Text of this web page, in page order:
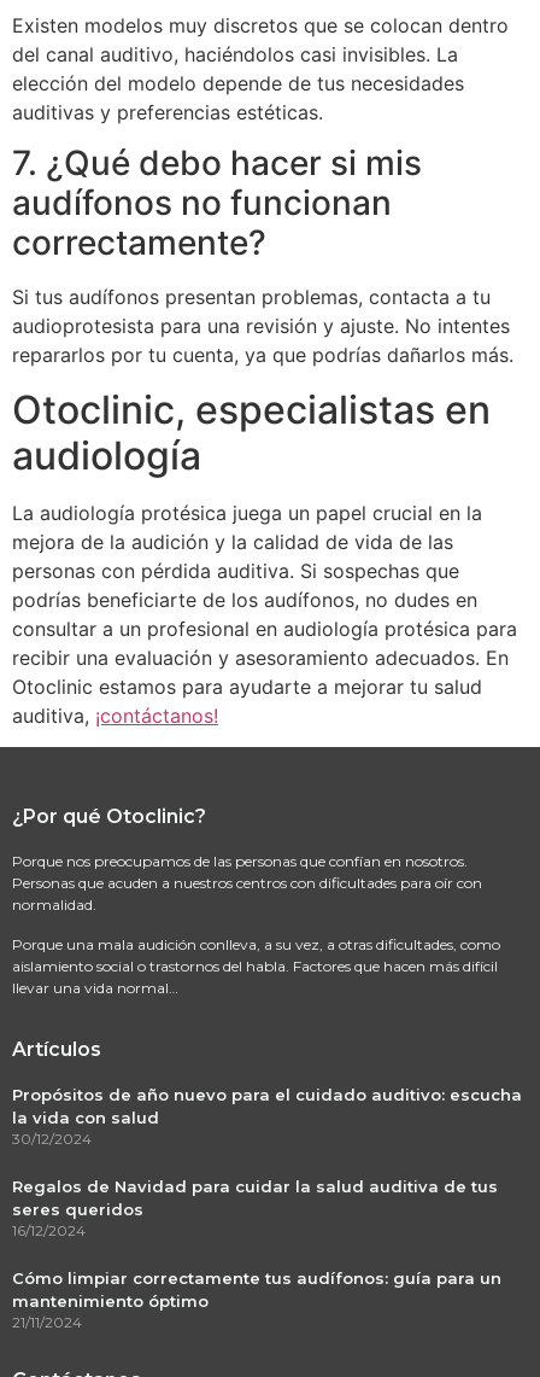
Existen modelos muy discretos que se colocan dentro
del canal auditivo, haciéndolos casi invisibles. La
elección del modelo depende de tus necesidades
auditivas y preferencias estéticas.
7. ¿Qué debo hacer si mis
audífonos no funcionan
correctamente?
Si tus audífonos presentan problemas, contacta a tu
audioprotesista para una revisión y ajuste. No intentes
repararlos por tu cuenta, ya que podrías dañarlos más.
Otoclinic, especialistas en
audiología
La audiología protésica juega un papel crucial en la
mejora de la audición y la calidad de vida de las
personas con pérdida auditiva. Si sospechas que
podrías beneficiarte de los audífonos, no dudes en
consultar a un profesional en audiología protésica para
recibir una evaluación y asesoramiento adecuados. En
Otoclinic estamos para ayudarte a mejorar tu salud
auditiva, ¡contáctanos!
¿Por qué Otoclinic?
Porque nos preocupamos de las personas que confían en nosotros.
Personas que acuden a nuestros centros con dificultades para oír con
normalidad.
Porque una mala audición conlleva, a su vez, a otras dificultades, como
aislamiento social o trastornos del habla. Factores que hacen más difícil
llevar una vida normal…
Artículos
Propósitos de año nuevo para el cuidado auditivo: escucha
la vida con salud
30/12/2024
Regalos de Navidad para cuidar la salud auditiva de tus
seres queridos
16/12/2024
Cómo limpiar correctamente tus audífonos: guía para un
mantenimiento óptimo
21/11/2024